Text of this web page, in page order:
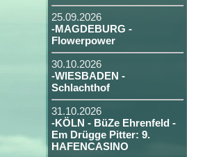
25.09.2026
-MAGDEBURG -
Flowerpower
30.10.2026
-WIESBADEN -
Schlachthof
31.10.2026
-KÖLN - BüZe Ehrenfeld -
Em Drügge Pitter: 9.
HAFENCASINO